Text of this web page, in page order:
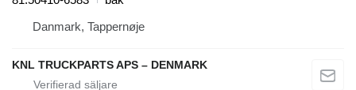
Danmark, Tappernøje
KNL TRUCKPARTS APS – DENMARK